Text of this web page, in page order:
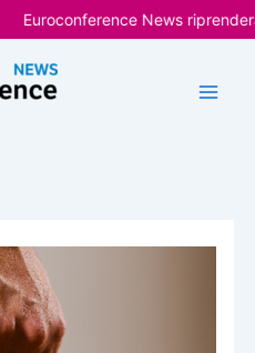
Euroconference News riprenderà